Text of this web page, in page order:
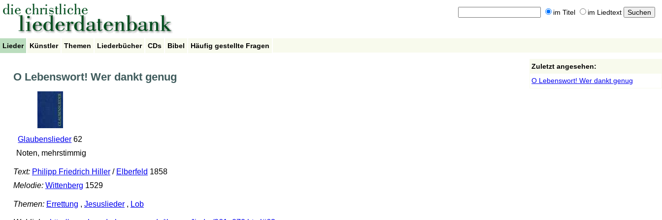
im Titel im Liedtext
Lieder Künstler Themen Liederbücher CDs Bibel Häufig gestellte Fragen
O Lebenswort! Wer dankt genug
Glaubenslieder 62
Noten, mehrstimmig
Text: Philipp Friedrich Hiller/ Elberfeld 1858
Melodie: Wittenberg 1529
Themen: Errettung , Jesuslieder, Lob
Zuletzt angesehen:
O Lebenswort! Wer dankt genug